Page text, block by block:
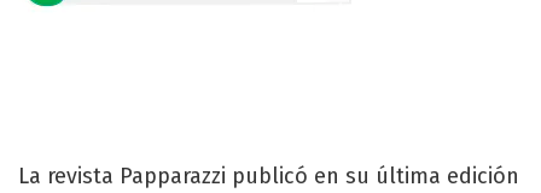
La revista Papparazzi publicó en su última edición